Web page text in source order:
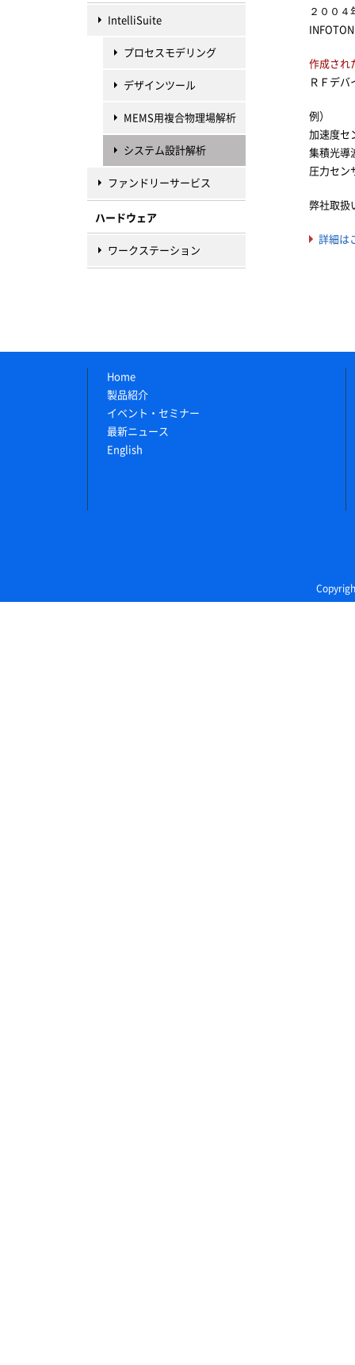
IntelliSuite
プロセスモデリング
デザインツール
MEMS用複合物理場解析
システム設計解析
ファンドリーサービス
ハードウェア
ワークステーション
２００
作成され
ＲＦデ
例）
加速度セ
集積光導
圧力セン
弊社取
詳細は
Home
製品紹介
イベント・セミナー
最新ニュース
English